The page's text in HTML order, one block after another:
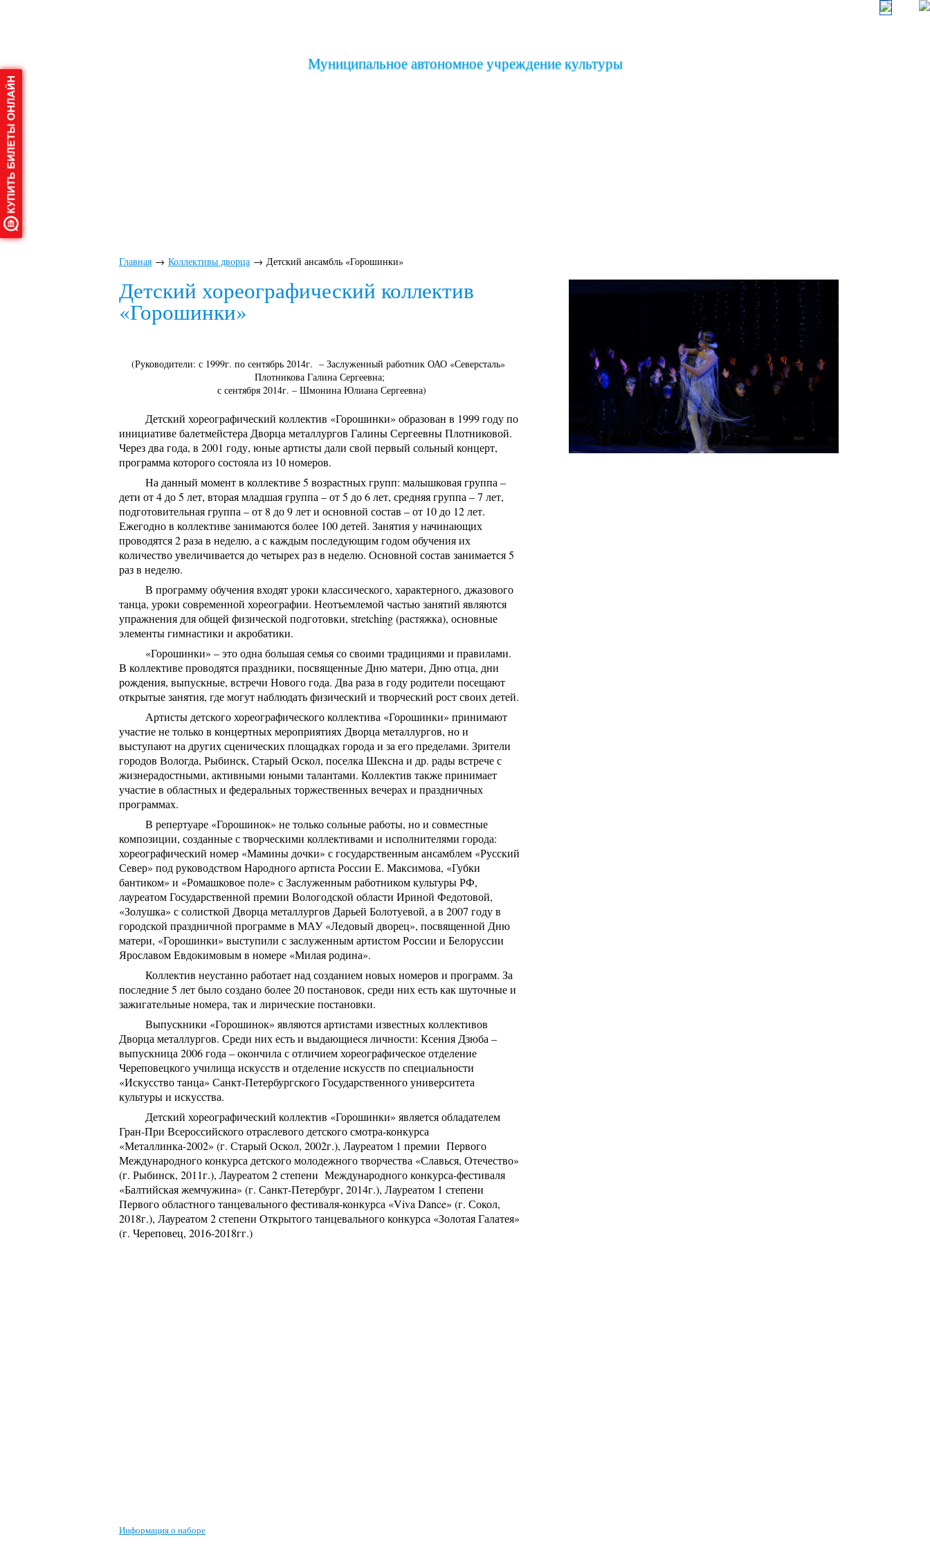
Муниципальное автономное учреждение культуры
Главная → Коллективы дворца → Детский ансамбль «Горошинки»
Детский хореографический коллектив
«Горошинки»
(Руководители: с 1999г. по сентябрь 2014г. – Заслуженный работник ОАО «Северсталь»
Плотникова Галина Сергеевна;
с сентября 2014г. – Шмонина Юлиана Сергеевна)
Детский хореографический коллектив «Горошинки» образован в 1999 году по
инициативе балетмейстера Дворца металлургов Галины Сергеевны Плотниковой.
Через два года, в 2001 году, юные артисты дали свой первый сольный концерт,
программа которого состояла из 10 номеров.
На данный момент в коллективе 5 возрастных групп: малышковая группа –
дети от 4 до 5 лет, вторая младшая группа – от 5 до 6 лет, средняя группа – 7 лет,
подготовительная группа – от 8 до 9 лет и основной состав – от 10 до 12 лет.
Ежегодно в коллективе занимаются более 100 детей. Занятия у начинающих
проводятся 2 раза в неделю, а с каждым последующим годом обучения их
количество увеличивается до четырех раз в неделю. Основной состав занимается 5
раз в неделю.
В программу обучения входят уроки классического, характерного, джазового
танца, уроки современной хореографии. Неотъемлемой частью занятий являются
упражнения для общей физической подготовки, stretching(растяжка), основные
элементы гимнастики и акробатики.
«Горошинки» – это одна большая семья со своими традициями и правилами.
В коллективе проводятся праздники, посвященные Дню матери, Дню отца, дни
рождения, выпускные, встречи Нового года. Два раза в году родители посещают
открытые занятия, где могут наблюдать физический и творческий рост своих детей.
Артисты детского хореографического коллектива «Горошинки» принимают
участие не только в концертных мероприятиях Дворца металлургов, но и
выступают на других сценических площадках города и за его пределами. Зрители
городов Вологда, Рыбинск, Старый Оскол, поселка Шексна и др. рады встрече с
жизнерадостными, активными юными талантами. Коллектив также принимает
участие в областных и федеральных торжественных вечерах и праздничных
программах.
В репертуаре «Горошинок» не только сольные работы, но и совместные
композиции, созданные с творческими коллективами и исполнителями города:
хореографический номер «Мамины дочки» с государственным ансамблем «Русский
Север» под руководством Народного артиста России Е. Максимова, «Губки
бантиком» и «Ромашковое поле» с Заслуженным работником культуры РФ,
лауреатом Государственной премии Вологодской области Ириной Федотовой,
«Золушка» с солисткой Дворца металлургов Дарьей Болотуевой, а в 2007 году в
городской праздничной программе в МАУ «Ледовый дворец», посвященной Дню
матери, «Горошинки» выступили с заслуженным артистом России и Белоруссии
Ярославом Евдокимовым в номере «Милая родина».
Коллектив неустанно работает над созданием новых номеров и программ. За
последние 5 лет было создано более 20 постановок, среди них есть как шуточные и
зажигательные номера, так и лирические постановки.
Выпускники «Горошинок» являются артистами известных коллективов
Дворца металлургов. Среди них есть и выдающиеся личности: Ксения Дзюба –
выпускница 2006 года – окончила с отличием хореографическое отделение
Череповецкого училища искусств и отделение искусств по специальности
«Искусство танца» Санкт-Петербургского Государственного университета
культуры и искусства.
Детский хореографический коллектив «Горошинки» является обладателем
Гран-При Всероссийского отраслевого детского смотра-конкурса
«Металлинка-2002» (г. Старый Оскол, 2002г.), Лауреатом 1 премии Первого
Международного конкурса детского молодежного творчества «Славься, Отечество»
(г. Рыбинск, 2011г.), Лауреатом 2 степени Международного конкурса-фестиваля
«Балтийская жемчужина» (г. Санкт-Петербург, 2014г.), Лауреатом 1 степени
Первого областного танцевального фестиваля-конкурса «Viva Dance» (г. Сокол,
2018г.), Лауреатом 2 степени Открытого танцевального конкурса «Золотая Галатея»
(г. Череповец, 2016-2018гг.)
Информация о наборе